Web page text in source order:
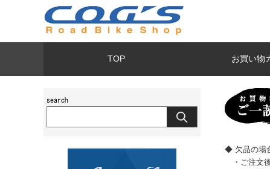
TOP お買い物
◆ 欠品の場
・ご注文